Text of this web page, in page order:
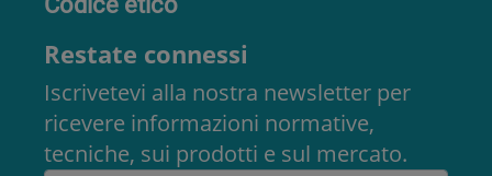
Restate connessi
Iscrivetevi alla nostra newsletter per
ricevere informazioni normative,
tecniche, sui prodotti e sul mercato.